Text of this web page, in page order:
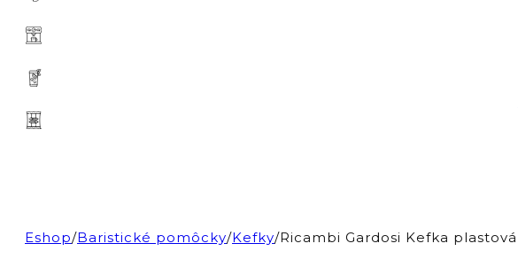
Eshop/Baristické pomôcky/Kefky/Ricambi Gardosi Kefka